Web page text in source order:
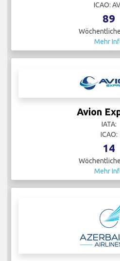
ICAO:
89
Mehr
Avion
IATA:
ICAO:
14
Mehr